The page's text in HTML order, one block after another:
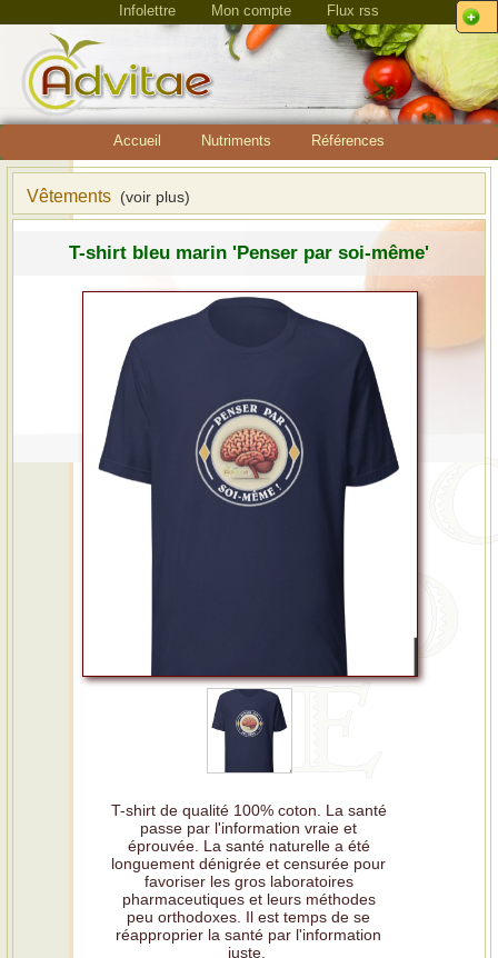
Infolettre Mon compte Flux rss
Accueil Nutriments Références
Vêtements (voir plus)
T-shirt bleu marin 'Penser par soi-même'
T-shirt de qualité 100% coton. La santé
passe par l'information vraie et
éprouvée. La santé naturelle a été
longuement dénigrée et censurée pour
favoriser les gros laboratoires
pharmaceutiques et leurs méthodes
peu orthodoxes. Il est temps de se
réapproprier la santé par l'information
juste.